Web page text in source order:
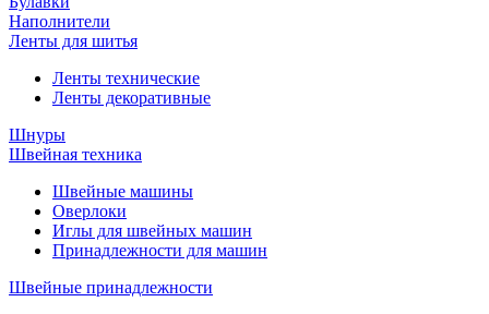
Наполнители
Ленты для шитья
Ленты технические
Ленты декоративные
Шнуры
Швейная техника
Швейные машины
Оверлоки
Иглы для швейных машин
Принадлежности для машин
Швейные принадлежности